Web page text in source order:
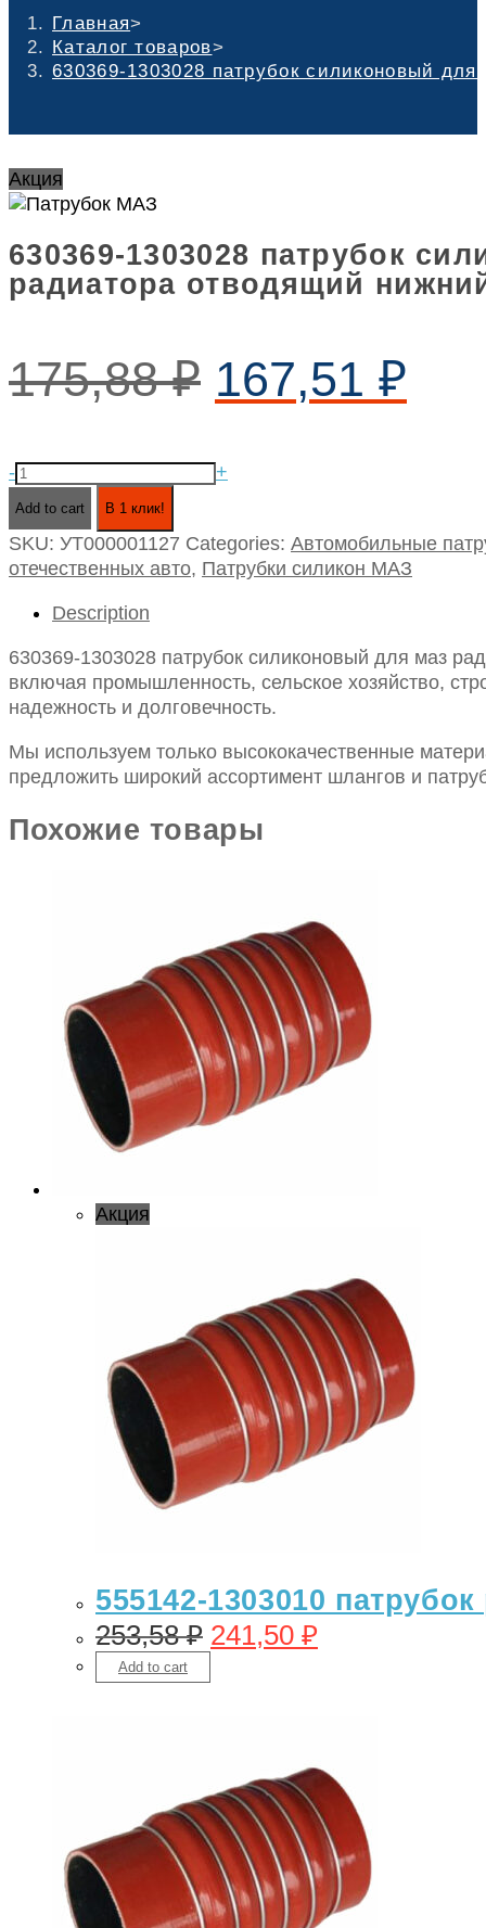
Главная>
Каталог товаров>
630369-1303028 патрубок силиконовый
Акция
630369-1303028 патрубок
радиатора отводящий
175,88₽ 167,51 ₽
630369-
силиконовый
для
радиатора
отводящий
нижний
id
60-
70
quantity
- +
Add to cart В 1 клик!
SKU: УТ000001127 Categories: Автомобильные
отечественных авто, Патрубки силикон МАЗ
Description
630369-1303028 патрубок силиконовый для маз
включая промышленность, сельское хозяйство,
надежность и долговечность.
Мы используем только высококачественные
предложить широкий ассортимент шлангов и
Похожие товары
Акция
555142-1303010
253,58₽ 241,50 ₽
Add to cart